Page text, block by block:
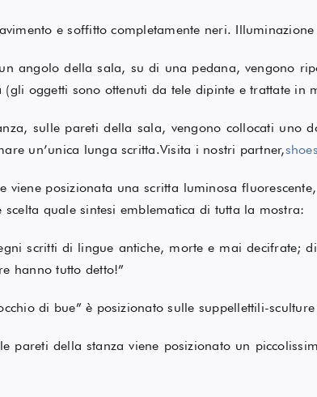
e soffitto completamente neri.
angolo della sala, su di una pedana, vengono
oggetti sono ottenuti da tele dipinte e trattate in
sulle pareti della sala, vengono collocati uno
un’unica lunga scritta.Visita i nostri partner,shoes
viene posizionata una scritta luminosa
scelta quale sintesi emblematica di tutta la mostra:
scritti di lingue antiche, morte e mai
hanno tutto detto!”
di bue” è posizionato sulle suppellettili-
pareti della stanza viene posizionato un